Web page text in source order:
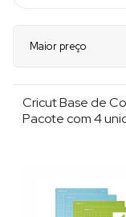
Cricut Base de
Pacote com 4
Leve e Padrão ,